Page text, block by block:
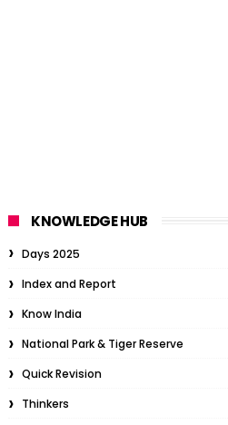
KNOWLEDGE HUB
Days 2025
Index and Report
Know India
National Park & Tiger Reserve
Quick Revision
Thinkers